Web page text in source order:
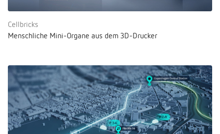
Cellbricks
Menschliche Mini-Organe aus dem 3D-Drucker